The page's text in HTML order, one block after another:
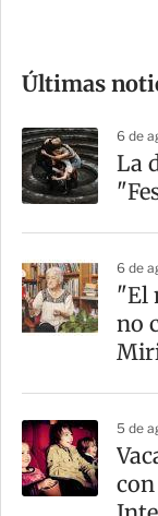
m
a
r
t
r
Últimas
6 de
La
6 de
"El
no
5 de